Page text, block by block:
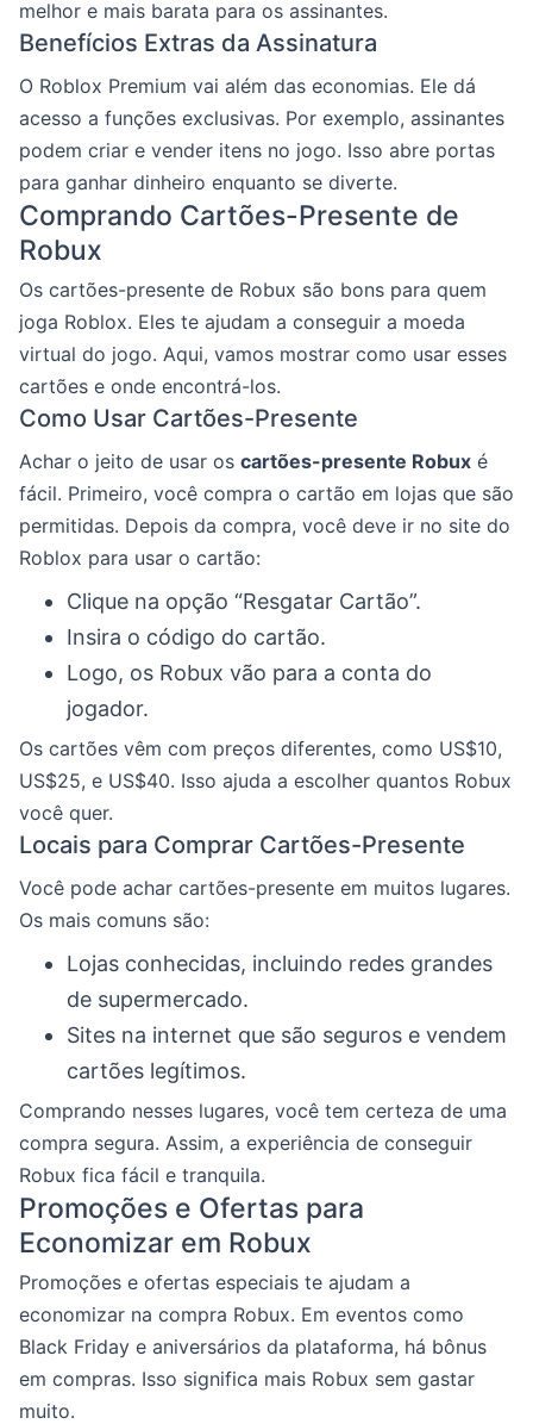
melhor e mais barata para os assinantes.
Benefícios Extras da Assinatura
O Roblox Premium vai além das economias. Ele dá
acesso a funções exclusivas. Por exemplo, assinantes
podem criar e vender itens no jogo. Isso abre portas
para ganhar dinheiro enquanto se diverte.
Comprando Cartões-Presente de
Robux
Os cartões-presente de Robux são bons para quem
joga Roblox. Eles te ajudam a conseguir a moeda
virtual do jogo. Aqui, vamos mostrar como usar esses
cartões e onde encontrá-los.
Como Usar Cartões-Presente
Achar o jeito de usar os cartões-presente Robux é
fácil. Primeiro, você compra o cartão em lojas que são
permitidas. Depois da compra, você deve ir no site do
Roblox para usar o cartão:
Clique na opção “Resgatar Cartão”.
Insira o código do cartão.
Logo, os Robux vão para a conta do
jogador.
Os cartões vêm com preços diferentes, como US$10,
US$25, e US$40. Isso ajuda a escolher quantos Robux
você quer.
Locais para Comprar Cartões-Presente
Você pode achar cartões-presente em muitos lugares.
Os mais comuns são:
Lojas conhecidas, incluindo redes grandes
de supermercado.
Sites na internet que são seguros e vendem
cartões legítimos.
Comprando nesses lugares, você tem certeza de uma
compra segura. Assim, a experiência de conseguir
Robux fica fácil e tranquila.
Promoções e Ofertas para
Economizar em Robux
Promoções e ofertas especiais te ajudam a
economizar na compra Robux. Em eventos como
Black Friday e aniversários da plataforma, há bônus
em compras. Isso significa mais Robux sem gastar
muito.